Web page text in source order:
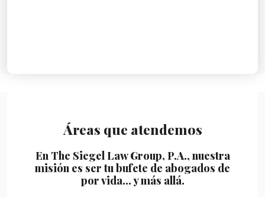
Áreas que atendemos
En The Siegel Law Group, P.A., nuestra
misión es ser tu bufete de abogados de
por vida… y más allá.